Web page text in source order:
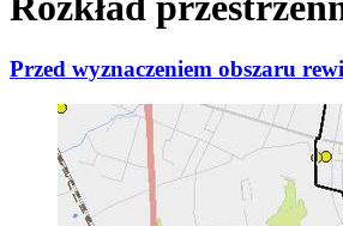
Przed wyznaczeniem obszaru